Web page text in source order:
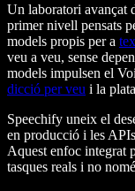
Un laboratori avançat
primer nivell pensats
models propis per a
veu a veu, sense
models impulsen el
dicció per veu i la
Speechify uneix el
en producció i les
Aquest enfoc integrat
tasques reals i no